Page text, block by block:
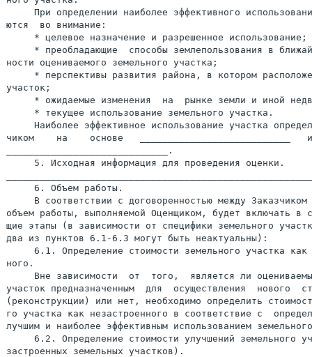
При определении наиболее эффективного
ются  во внимание:
     * целевое назначение и разрешенное использование;
* преобладающие  способы землепользования в
ности оцениваемого земельного участка;
* перспективы развития района, в котором
участок;
* ожидаемые изменения  на  рынке земли и иной
     * текущее использование земельного участка.
Наиболее эффективное использование участка
чиком    на    основе   ___________________________
_____________________________.
     5. Исходная информация для проведения оценки.
     6. Объем работы.
В соответствии с договоренностью между Заказчиком
объем работы, выполняемой Оценщиком, будет включать в
щие этапы (в зависимости от специфики земельного
два из пунктов 6.1-6.3 могут быть неактуальны):
6.1. Определение стоимости земельного участка как
ного.
Вне зависимости  от  того,  является ли
участок предназначенным  для  осуществления  нового
(реконструкции) или нет, необходимо определить
го участка как незастроенного в соответствие с
лучшим и наиболее эффективным использованием
6.2. Определение стоимости улучшений земельного
застроенных земельных участков).